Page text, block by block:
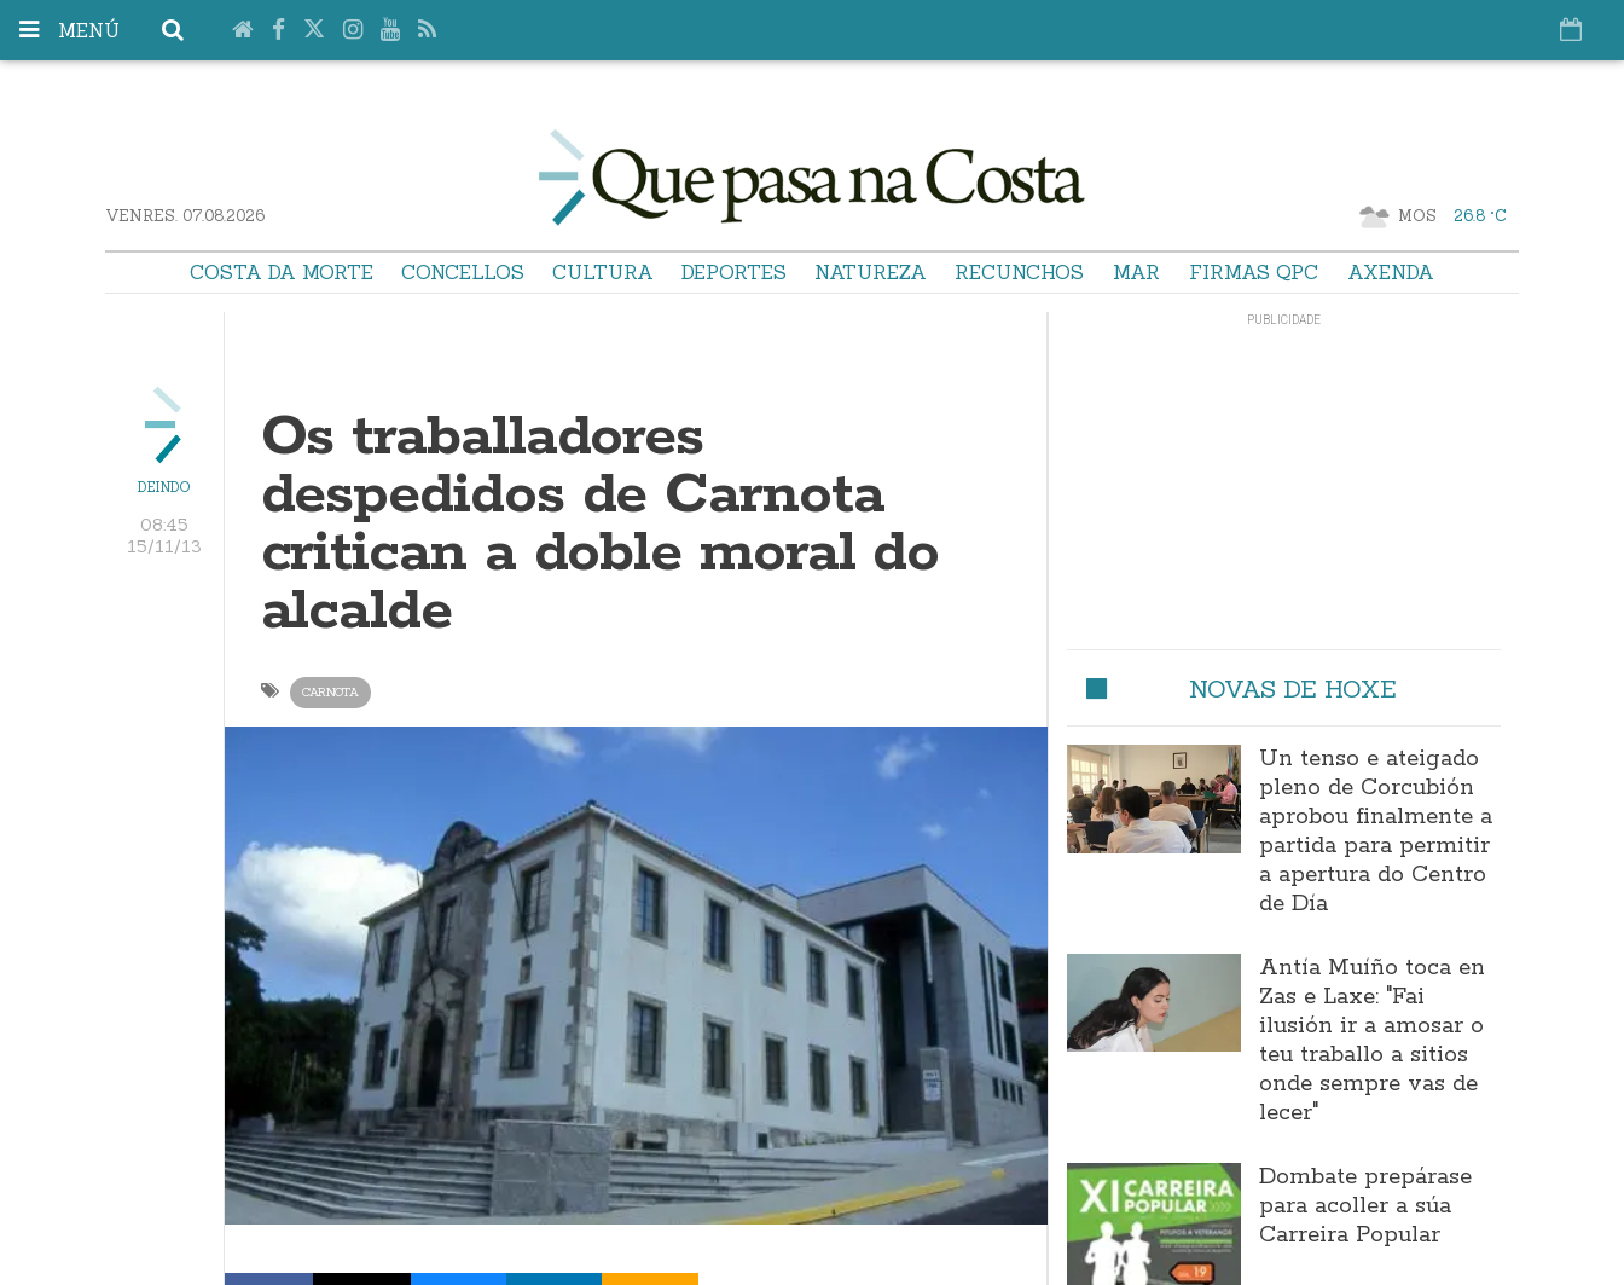
MENÚ
VENRES. 07.08.2026 MOS 26.8 °C
COSTA DA MORTE CONCELLOS CULTURA DEPORTES NATUREZA RECUNCHOS MAR FIRMAS QPC AXENDA
DEINDO
08:45
15/11/13
Os traballadores
despedidos de Carnota
critican a doble moral do
alcalde
CARNOTA NOVAS DE HOXE
Un tenso e ateigado
pleno de Corcubión
aprobou finalmente a
partida para permitir
a apertura do Centro
de Día
Antía Muíño toca en
Zas e Laxe: "Fai
ilusión ir a amosar o
teu traballo a sitios
onde sempre vas de
lecer"
Dombate prepárase
para acoller a súa
Carreira Popular